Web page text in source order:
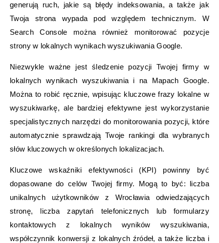
generują ruch, jakie są błędy indeksowania, a także jak
Twoja strona wypada pod względem technicznym. W
Search Console można również monitorować pozycje
strony w lokalnych wynikach wyszukiwania Google.
Niezwykle ważne jest śledzenie pozycji Twojej firmy w
lokalnych wynikach wyszukiwania i na Mapach Google.
Można to robić ręcznie, wpisując kluczowe frazy lokalne w
wyszukiwarkę, ale bardziej efektywne jest wykorzystanie
specjalistycznych narzędzi do monitorowania pozycji, które
automatycznie sprawdzają Twoje rankingi dla wybranych
słów kluczowych w określonych lokalizacjach.
Kluczowe wskaźniki efektywności (KPI) powinny być
dopasowane do celów Twojej firmy. Mogą to być: liczba
unikalnych użytkowników z Wrocławia odwiedzających
stronę, liczba zapytań telefonicznych lub formularzy
kontaktowych z lokalnych wyników wyszukiwania,
współczynnik konwersji z lokalnych źródeł, a także liczba i